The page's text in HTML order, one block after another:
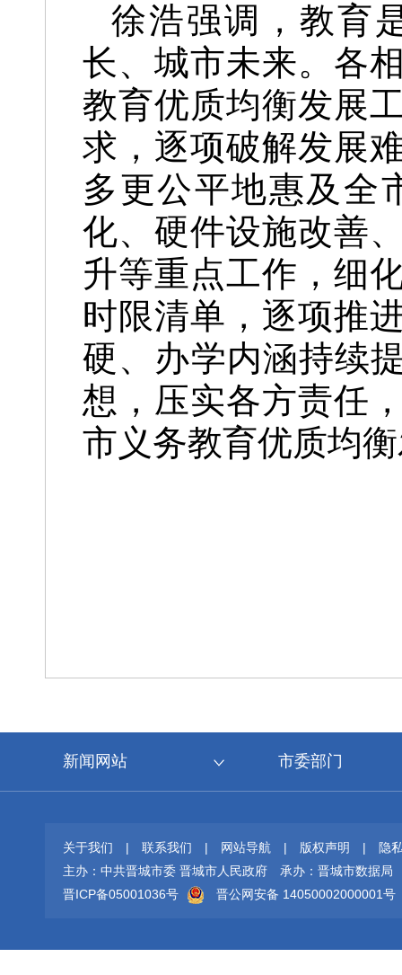
徐浩强调，教育
长、城市未来。各
教育优质均衡发展
求，逐项破解发展
多更公平地惠及全
化、硬件设施改善
升等重点工作，细
时限清单，逐项推
硬、办学内涵持续
想，压实各方责任
市义务教育优质均
新闻网站 市委部门
关于我们 | 联系我们 | 网站导航 | 版权声明 |
隐
主办：中共晋城市委 晋城市人民政府
承办：晋城市数据局
晋ICP备05001036号
晋公网安备 14050002000001号